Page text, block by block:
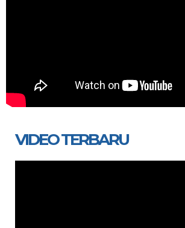
VIDEO TERBARU